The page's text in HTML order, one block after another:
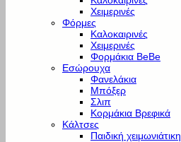
Χειμερινές
Φόρμες
Καλοκαιρινές
Χειμερινές
Φορμάκια BeBe
Εσώρουχα
Φανελάκια
Μπόξερ
Σλιπ
Κορμάκια Βρεφικά
Κάλτσες
Παιδική χειμωνιάτικη